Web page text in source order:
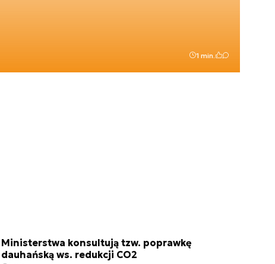
1 min.
Ministerstwa konsultują tzw. poprawkę
dauhańską ws. redukcji CO2